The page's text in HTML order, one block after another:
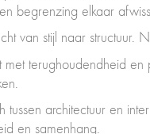
begrenzing elkaar
van stijl naar structuur.
terughoudendheid
architectuur en
en samenhang.